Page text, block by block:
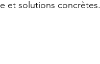
et solutions concrètes.